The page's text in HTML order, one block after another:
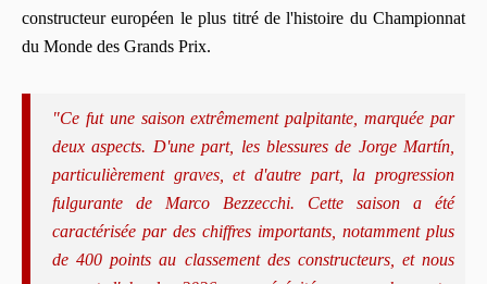
constructeur européen le plus titré de l'histoire du Championnat
du Monde des Grands Prix.
"Ce fut une saison extrêmement palpitante, marquée par
deux aspects. D'une part, les blessures de Jorge Martín,
particulièrement graves, et d'autre part, la progression
fulgurante de Marco Bezzecchi. Cette saison a été
caractérisée par des chiffres importants, notamment plus
de 400 points au classement des constructeurs, et nous